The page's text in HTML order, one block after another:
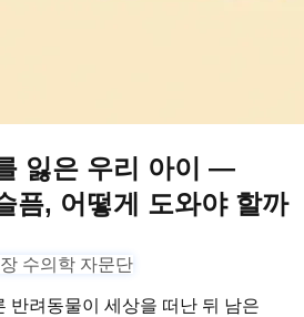
잃은 우리 아이 —
픔, 어떻게 도와야 할까
수의학 자문단
반려동물이 세상을 떠난 뒤 남은